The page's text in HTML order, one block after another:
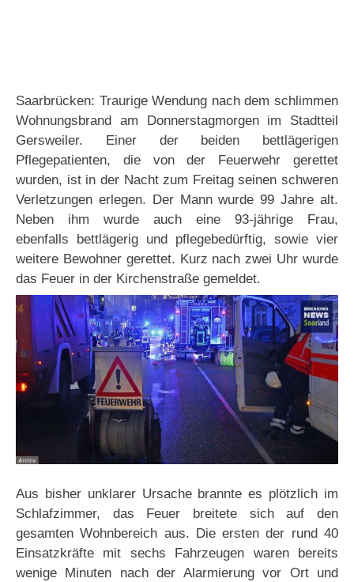
Saarbrücken: Traurige Wendung nach dem schlimmen
Wohnungsbrand am Donnerstagmorgen im Stadtteil
Gersweiler. Einer der beiden bettlägerigen
Pflegepatienten, die von der Feuerwehr gerettet
wurden, ist in der Nacht zum Freitag seinen schweren
Verletzungen erlegen. Der Mann wurde 99 Jahre alt.
Neben ihm wurde auch eine 93-jährige Frau,
ebenfalls bettlägerig und pflegebedürftig, sowie vier
weitere Bewohner gerettet. Kurz nach zwei Uhr wurde
das Feuer in der Kirchenstraße gemeldet.
Aus bisher unklarer Ursache brannte es plötzlich im
Schlafzimmer, das Feuer breitete sich auf den
gesamten Wohnbereich aus. Die ersten der rund 40
Einsatzkräfte mit sechs Fahrzeugen waren bereits
wenige Minuten nach der Alarmierung vor Ort und